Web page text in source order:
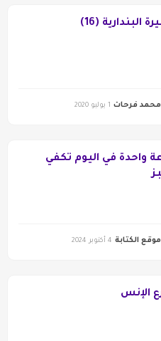
البندارية (16)
محمد فرحات 1 يوليو 2020
واحدة في اليوم تكفي
موقع الكتابة 4 أكتوبر 2024
الإنس